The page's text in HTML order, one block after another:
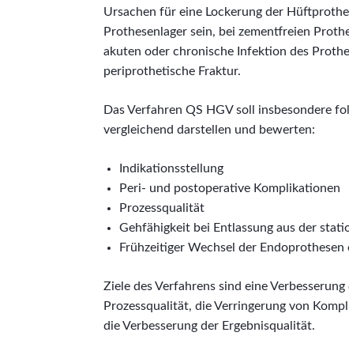
Ursachen für eine Lockerung der
Prothesenlager sein, bei zementfreien
akuten oder chronische Infektion des
periprothetische Fraktur.
Das Verfahren QS HGV soll insbesondere
vergleichend darstellen und bewerten:
Indikationsstellung
Peri- und postoperative Komplikationen
Prozessqualität
Gehfähigkeit bei Entlassung aus der
Frühzeitiger Wechsel der
Ziele des Verfahrens sind eine
Prozessqualität, die Verringerung von
die Verbesserung der Ergebnisqualität.